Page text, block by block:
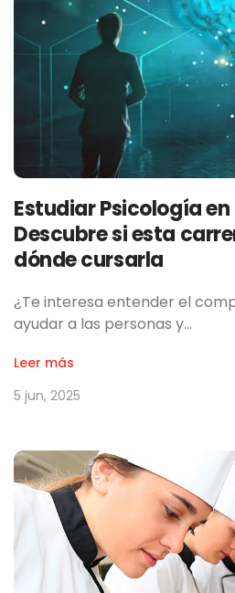
Estudiar Psicología
Descubre si esta
dónde cursarla
¿Te interesa entender el
ayudar a las personas y…
Leer más
5 jun, 2025